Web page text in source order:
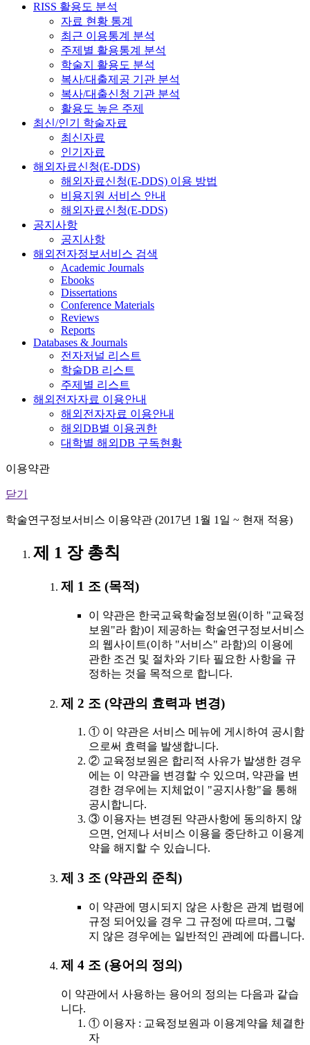
RISS 활용도 분석
자료 현황 통계
최근 이용통계 분석
주제별 활용통계 분석
학술지 활용도 분석
복사/대출제공 기관 분석
복사/대출신청 기관 분석
활용도 높은 주제
최신/인기 학술자료
최신자료
인기자료
해외자료신청(E-DDS)
해외자료신청(E-DDS) 이용 방법
비용지원 서비스 안내
해외자료신청(E-DDS)
공지사항
공지사항
해외전자정보서비스 검색
Academic Journals
Ebooks
Dissertations
Conference Materials
Reviews
Reports
Databases & Journals
전자저널 리스트
학술DB 리스트
주제별 리스트
해외전자자료 이용안내
해외전자자료 이용안내
해외DB별 이용권한
대학별 해외DB 구독현황
이용약관
닫기
학술연구정보서비스 이용약관 (2017년 1월 1일 ~ 현재 적용)
제 1 장 총칙
제 1 조 (목적)
이 약관은 한국교육학술정보원(이하 "교육정
보원"라 함)이 제공하는 학술연구정보서비스
의 웹사이트(이하 "서비스" 라함)의 이용에
관한 조건 및 절차와 기타 필요한 사항을 규
정하는 것을 목적으로 합니다.
제 2 조 (약관의 효력과 변경)
① 이 약관은 서비스 메뉴에 게시하여 공시함
으로써 효력을 발생합니다.
② 교육정보원은 합리적 사유가 발생한 경우
에는 이 약관을 변경할 수 있으며, 약관을 변
경한 경우에는 지체없이 "공지사항"을 통해
공시합니다.
③ 이용자는 변경된 약관사항에 동의하지 않
으면, 언제나 서비스 이용을 중단하고 이용계
약을 해지할 수 있습니다.
제 3 조 (약관외 준칙)
이 약관에 명시되지 않은 사항은 관계 법령에
규정 되어있을 경우 그 규정에 따르며, 그렇
지 않은 경우에는 일반적인 관례에 따릅니다.
제 4 조 (용어의 정의)
이 약관에서 사용하는 용어의 정의는 다음과 같습
니다.
① 이용자 : 교육정보원과 이용계약을 체결한
자